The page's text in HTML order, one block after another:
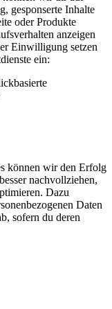
gesponserte Inhalte
oder Produkte
anzeigen
Einwilligung setzen
ein:
können wir den Erfolg
nachvollziehen,
Dazu
Daten
sofern du deren